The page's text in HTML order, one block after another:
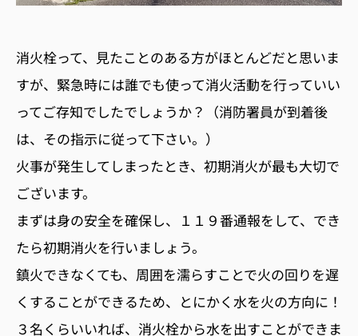
消火栓って、見たことのある方がほとんどだと思いま
すが、緊急時には誰でも使って消火活動を行っていい
ってご存知でしたでしょうか？（消防署員が到着後
は、その指示に従って下さい。）
火事が発生してしまったとき、初期消火が最も大切で
ございます。
まずは身の安全を確保し、１１９番通報をして、でき
たら初期消火を行いましょう。
鎮火できなくても、周囲を濡らすことで火の回りを遅
くすることができるため、とにかく水を火の方向に！
３名くらいいれば、消火栓から水を出すことができま